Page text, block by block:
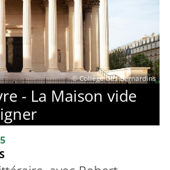
© Collège des Bernardins
- La Maison vide